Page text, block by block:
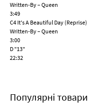
Written-By – Queen
3:49
C4 It's A Beautiful Day (Reprise)
Written-By – Queen
3:00
D "13"
22:32
Популярні товари